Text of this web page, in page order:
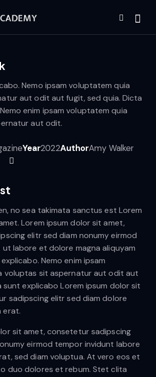
Nemo ipsam voluptatem quia
aut odit aut fugit, sed quia. Dicta
enim ipsam voluptatem quia
aut odit.
Year2022AuthorAmy Walker
no sea takimata sanctus est Lorem
Lorem ipsum dolor sit amet,
elitr sed diam nonumy eirmod
labore et dolore magna aliquyam
Nemo enim ipsam
voluptas sit aspernatur aut odit aut
sunt explicabo Lorem ipsum dolor sit
sadipscing elitr sed diam dolore
erat.
sit amet, consetetur sadipscing
eirmod tempor invidunt labore
sed diam voluptua. At vero eos et
duo dolores et rebum. Stet clita